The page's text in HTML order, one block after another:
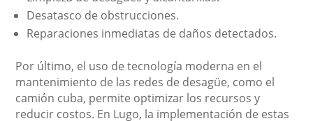
Desatasco de obstrucciones.
Reparaciones inmediatas de daños detectados.
Por último, el uso de tecnología moderna en el
mantenimiento de las redes de desagüe, como el
camión cuba, permite optimizar los recursos y
reducir costos. En Lugo, la implementación de estas